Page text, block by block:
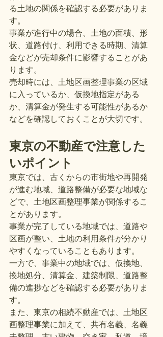
る土地の関係を確認する必要がありま
す。
事業が進行中の場合、土地の面積、形
状、道路付け、利用できる時期、清算
金などが売却条件に影響することがあ
ります。
売却時には、土地区画整理事業の区域
に入っているか、仮換地指定がある
か、清算金が発生する可能性があるか
などを確認しておくことが大切です。
東京の不動産で注意した
いポイント
東京では、古くからの市街地や再開発
が進む地域、道路整備が必要な地域な
どで、土地区画整理事業が関係するこ
とがあります。
事業が完了している地域では、道路や
区画が整い、土地の利用条件が分かり
やすくなっていることもあります。
一方で、事業中の地域では、仮換地、
換地処分、清算金、建築制限、道路整
備の進捗などを確認する必要がありま
す。
また、東京の相続不動産では、土地区
画整理事業に加えて、共有名義、名義